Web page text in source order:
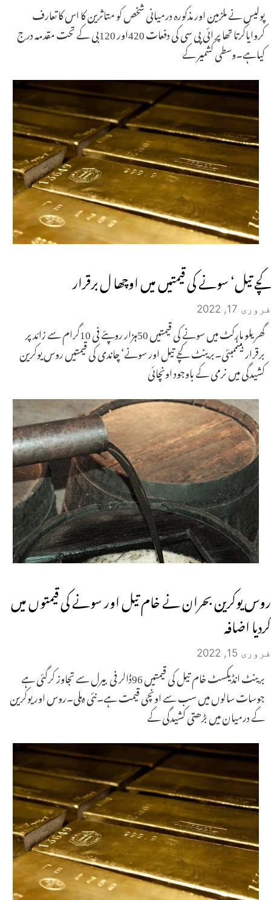
پولیس نے ملزمین اور مذکورہ درمیانی شخص کو متاثرین کا اس کا تعارف
کروایاکرتا تھا پر ائی پی سی کی دفعات 420اور 120بی کے تحت مقدمہ درج
کیاہے۔وسطی کشمیر کے
کچے تیل‘ سونے کی قیمتیں میں اوچھا ل برقرار
فروری 17, 2022
گھریلو مارکٹ میں سونے کی قیمتیں 50ہزار روپئے فی 10گرام سے زائد پر
برقرار ہیںممبئی۔برینٹ کچے تیل اور سونے‘ چاندی کی قیمتیں روس یوکرین
کشیدگی میں نرمی کے باوجود اونچائی
روس یوکرین بحران نے خام تیل اور سونے کی قیمتوں میں
کردیا اضافہ
فروری 15, 2022
برینٹ انڈیکسٹ خام تیل کی قیمتیں 96ڈالر فی بیرل سے تجاوز کرگئی ہے
جوسات سالوں میں سب سے اونچی قیمت ہے۔نئی دہلی۔روس اور یوکرین
کے درمیان میں بڑھتی کشیدگی کے